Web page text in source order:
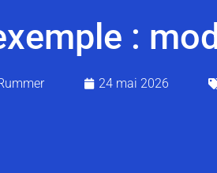
:
24 mai 2026